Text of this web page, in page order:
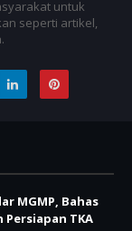
untuk
seperti artikel,
MGMP, Bahas
Persiapan TKA